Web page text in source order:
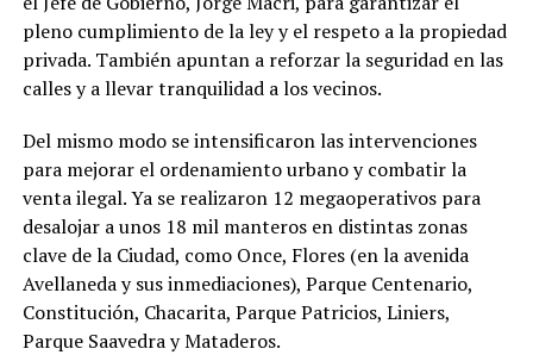
pleno cumplimiento de la ley y el respeto a la propiedad
privada. También apuntan a reforzar la seguridad en las
calles y a llevar tranquilidad a los vecinos.
Del mismo modo se intensificaron las intervenciones
para mejorar el ordenamiento urbano y combatir la
venta ilegal. Ya se realizaron 12 megaoperativos para
desalojar a unos 18 mil manteros en distintas zonas
clave de la Ciudad, como Once, Flores (en la avenida
Avellaneda y sus inmediaciones), Parque Centenario,
Constitución, Chacarita, Parque Patricios, Liniers,
Parque Saavedra y Mataderos.